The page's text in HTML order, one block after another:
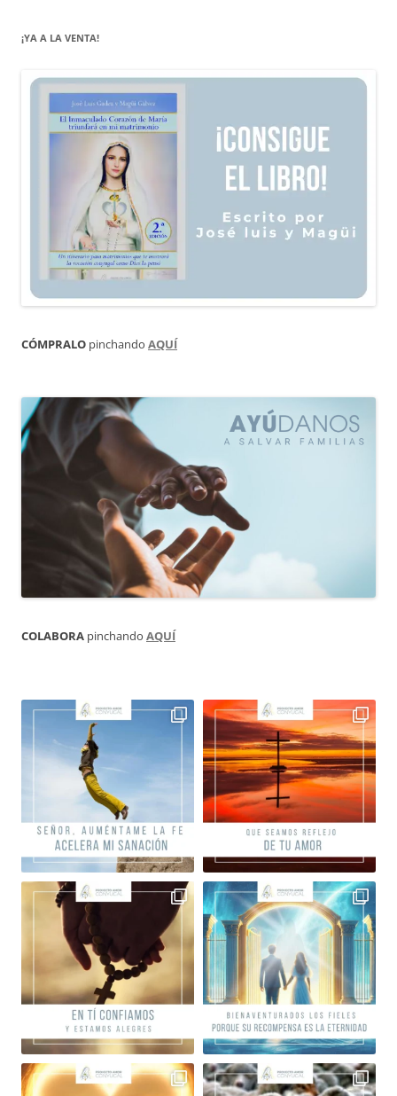
¡YA A LA VENTA!
CÓMPRALO pinchando AQUÍ
COLABORA pinchando AQUÍ